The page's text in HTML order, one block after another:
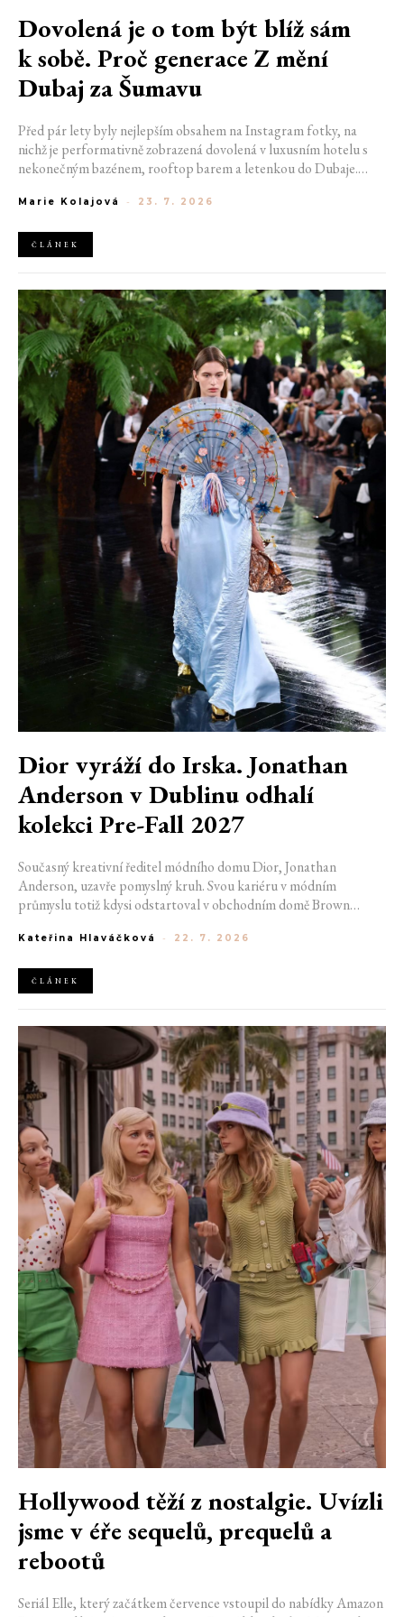
Dovolená je o tom být blíž sám
k sobě. Proč generace Z mění
Dubaj za Šumavu
Před pár lety byly nejlepším obsahem na Instagram fotky, na
nichž je performativně zobrazená dovolená v luxusním hotelu s
nekonečným bazénem, rooftop barem a letenkou do Dubaje.
horách. Ranní koupání v lomu. Výlet vlakem na Šumavu.
Marie Kolajová - 23. 7. 2026
ČLÁNEK
Dior vyráží do Irska. Jonathan
Anderson v Dublinu odhalí
kolekci Pre-Fall 2027
Současný kreativní ředitel módního domu Dior, Jonathan
Anderson, uzavře pomyslný kruh. Svou kariéru v módním
průmyslu totiž kdysi odstartoval v obchodním domě Brown
jedné z největších luxusních značek světa. V prosinci totiž v
Fall 2027.
Kateřina Hlaváčková - 22. 7. 2026
ČLÁNEK
Hollywood těží z nostalgie. Uvízli
jsme v éře sequelů, prequelů a
rebootů
Seriál Elle, který začátkem července vstoupil do nabídky Amazon